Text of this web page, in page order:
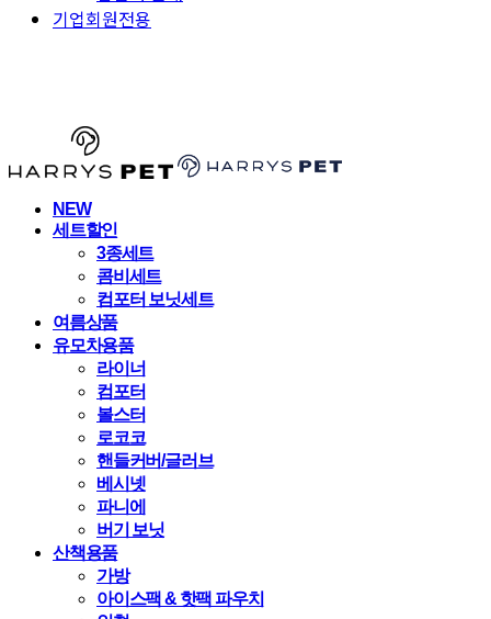
기업회원전용
NEW
세트할인
3종세트
콤비세트
컴포터 보닛세트
여름상품
유모차용품
라이너
컴포터
볼스터
로코코
핸들커버/글러브
베시넷
파니에
버기 보닛
산책용품
가방
아이스팩 & 핫팩 파우치